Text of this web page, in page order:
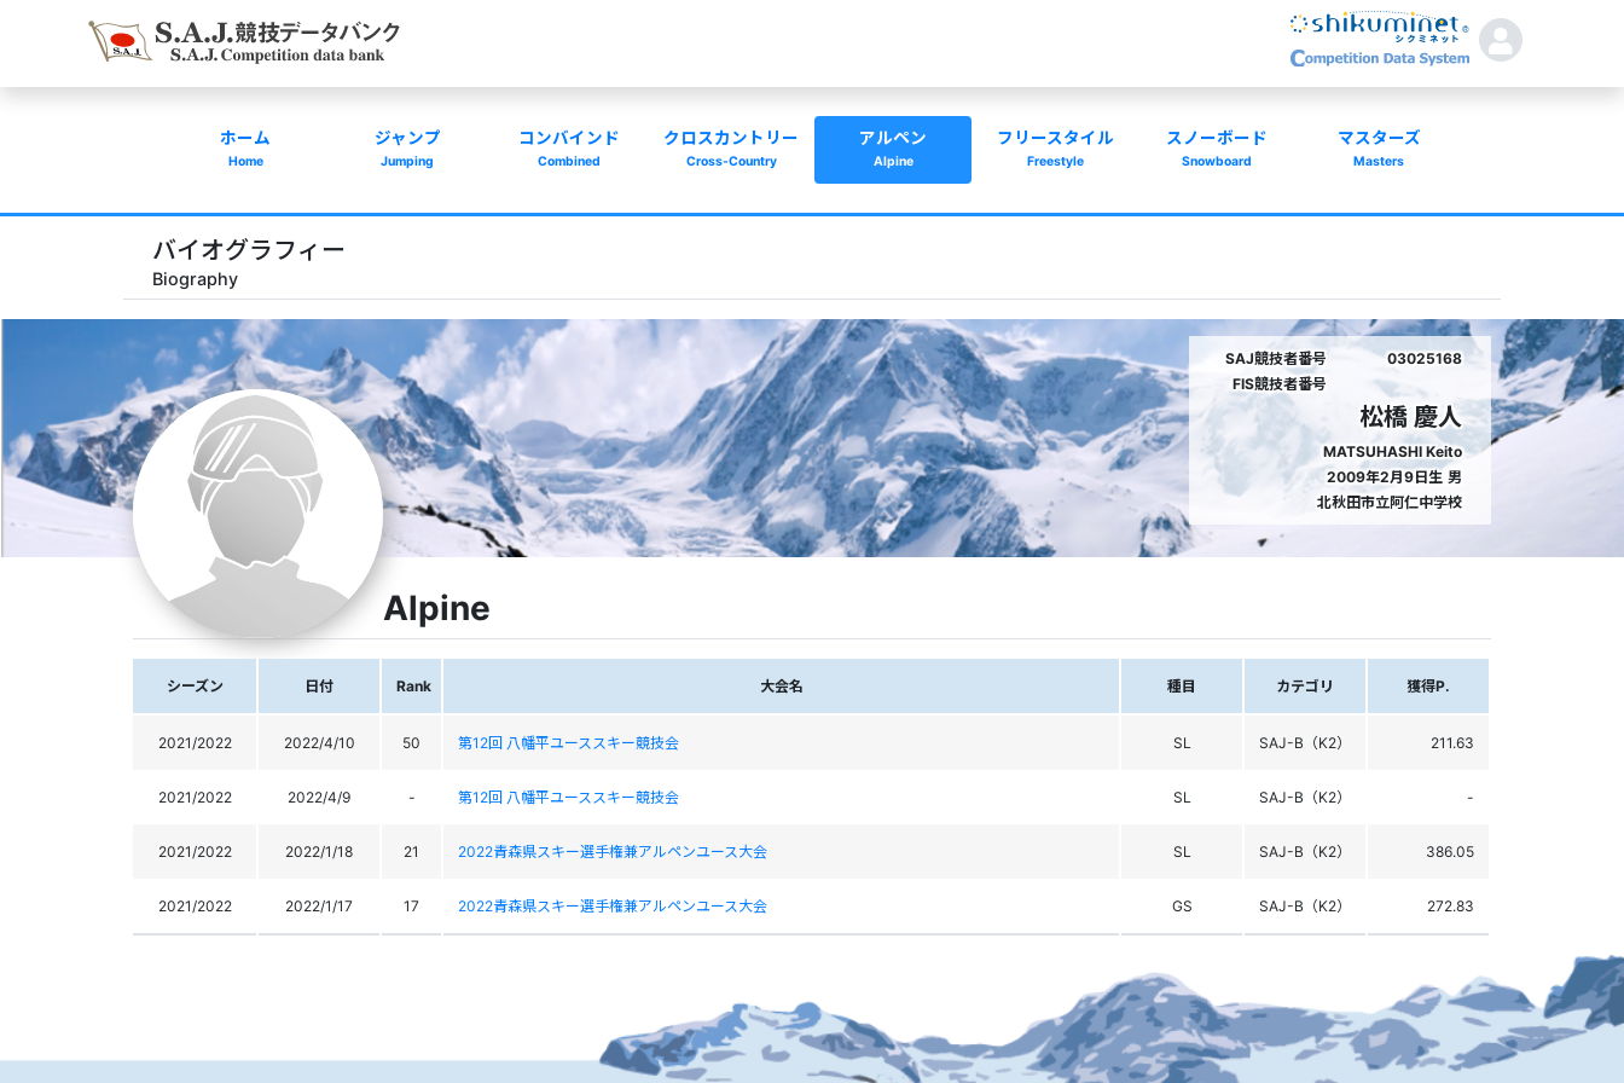
ホーム
Home
ジャンプ
Jumping
コンバインド
Combined
クロスカントリー
Cross-Country
アルペン
Alpine
フリースタイル
Freestyle
スノーボード
Snowboard
マスターズ
Masters
バイオグラフィー
Biography
SAJ競技者番号
03025168
FIS競技者番号
松橋 慶人
MATSUHASHI Keito
2009年2月9日生 男
北秋田市立阿仁中学校
Alpine
シーズン 日付 Rank 大会名 種目 カテゴリ 獲得P.
2021/2022 2022/4/10 50 第12回 八幡平ユーススキー競技会 SL SAJ-B（K2） 211.63
2021/2022 2022/4/9 - 第12回 八幡平ユーススキー競技会 SL SAJ-B（K2） -
2021/2022 2022/1/18 21 2022青森県スキー選手権兼アルペンユース大会 SL SAJ-B（K2） 386.05
2021/2022 2022/1/17 17 2022青森県スキー選手権兼アルペンユース大会 GS SAJ-B（K2） 272.83